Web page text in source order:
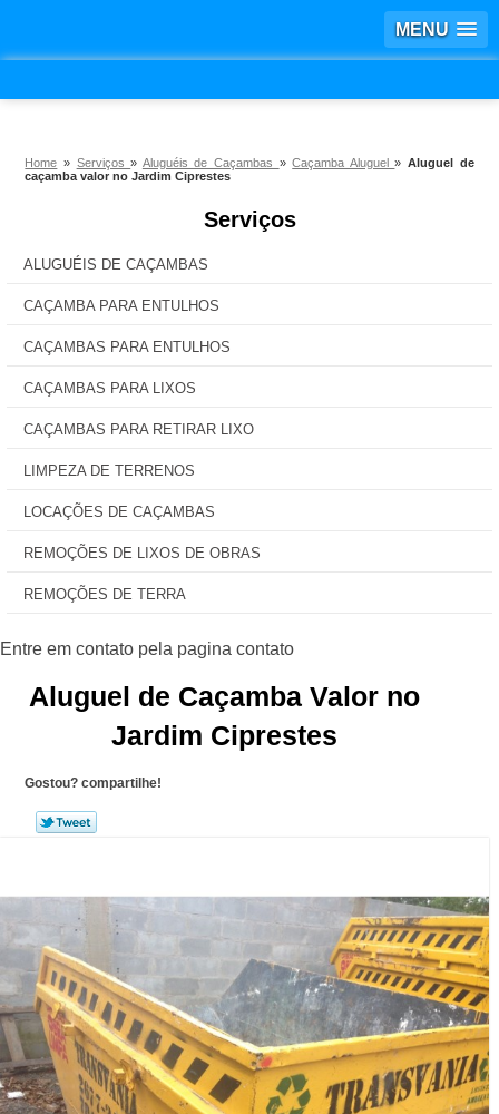
MENU
Home » Serviços» Aluguéis de Caçambas »Caçamba Aluguel»Aluguel de
caçamba valor no Jardim Ciprestes
Serviços
ALUGUÉIS DE CAÇAMBAS
CAÇAMBA PARA ENTULHOS
CAÇAMBAS PARA ENTULHOS
CAÇAMBAS PARA LIXOS
CAÇAMBAS PARA RETIRAR LIXO
LIMPEZA DE TERRENOS
LOCAÇÕES DE CAÇAMBAS
REMOÇÕES DE LIXOS DE OBRAS
REMOÇÕES DE TERRA
Aluguel de Caçamba Valor no
Jardim Ciprestes
Gostou? compartilhe!